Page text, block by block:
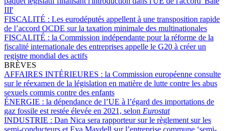
III'
FISCALITÉ : Les eurodéputés appellent à une transposition rapide
de l’accord OCDE sur la taxation minimale des multinationales
FISCALITÉ : la Commission indépendante pour la réforme de la
fiscalité internationale des entreprises appelle le G20 à créer un
registre mondial des actifs
BRÈVES
AFFAIRES INTÉRIEURES : la Commission européenne consulte
sur le réexamen de la législation en matière de lutte contre les abus
sexuels commis contre des enfants
ÉNERGIE : la dépendance de l’UE à l’égard des importations de
gaz fossile est restée élevée en 2021, selon Eurostat
INDUSTRIE : Dan Nica sera rapporteur sur le règlement sur les
semi-conducteurs et Eva Maydell sur l’entreprise commune ‘semi-